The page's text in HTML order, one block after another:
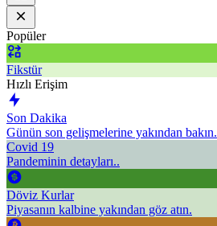
Popüler
Fikstür
Hızlı Erişim
Son Dakika
Günün son gelişmelerine yakından bakın.
Covid 19
Pandeminin detayları..
Döviz Kurlar
Piyasanın kalbine yakından göz atın.